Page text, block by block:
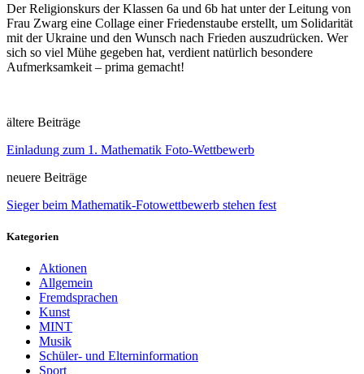
Der Religionskurs der Klassen 6a und 6b hat unter der Leitung von
Frau Zwarg eine Collage einer Friedenstaube erstellt, um Solidarität
mit der Ukraine und den Wunsch nach Frieden auszudrücken. Wer
sich so viel Mühe gegeben hat, verdient natürlich besondere
Aufmerksamkeit – prima gemacht!
ältere Beiträge
Einladung zum 1. Mathematik Foto-Wettbewerb
neuere Beiträge
Sieger beim Mathematik-Fotowettbewerb stehen fest
Kategorien
Aktionen
Allgemein
Fremdsprachen
Kunst
MINT
Musik
Schüler- und Elterninformation
Sport